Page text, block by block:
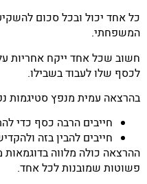
כל אחד יכול ובכל סכום
המשפחתי.
חשוב שכל אחד ייקח אחריות
לכסף שלו לעבוד בשבילו.
בהרצאה עמית מנפץ סטיגמות
חייבים הרבה כסף כדי
חייבים להבין בזה
ההרצאה כולה מלווה בדוגמאות
פשוטות שמובנות לכל אחד.